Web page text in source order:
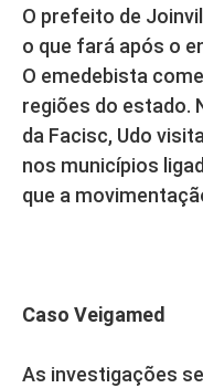
O prefeito de
o que fará após o
O emedebista
regiões do estado.
da Facisc, Udo
nos municípios
que a
Caso Veigamed
As investigações